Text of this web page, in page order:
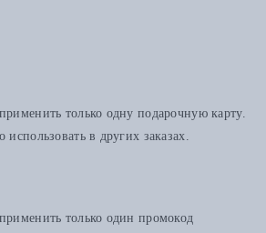
только одну подарочную карту.
в других заказах.
только один промокод